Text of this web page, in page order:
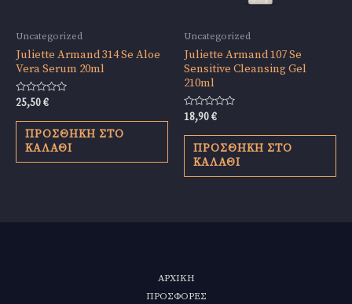
Uncategorized
Juliette Armand 314 Se Aloe
Vera Serum 20ml
Βαθμολογήθηκε
0
από
25,50€
ΠΡΟΣΘΉΚΗ ΣΤΟ
ΚΑΛΆΘΙ
Uncategorized
Juliette Armand 107 Se
Sensitive Cleansing Gel
210ml
Βαθμολογήθηκε
0
από
18,90€
ΠΡΟΣΘΉΚΗ ΣΤΟ
ΚΑΛΆΘΙ
ΑΡΧΙΚΗ
ΠΡΟΣΦΟΡΕΣ